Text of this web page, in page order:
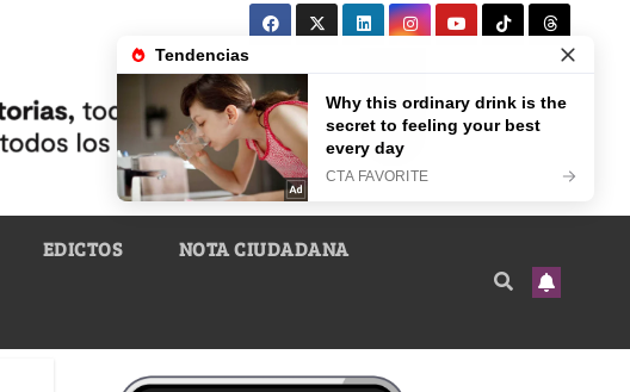
EDICTOS NOTA CIUDADANA